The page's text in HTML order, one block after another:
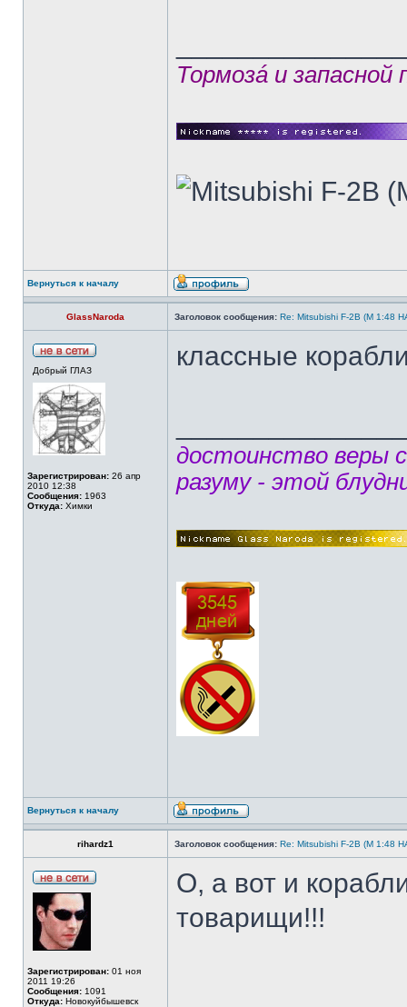
Тормозá и
Вернуться к началу
GlassNaroda Заголовок сообщения: Re: Mitsubishi F-2B (M 1:48
Добрый ГЛАЗ
Зарегистрирован: 26 апр
2010 12:38
Сообщения: 1963
Откуда: Химки
классные
достоинство веры
разуму - этой
Вернуться к началу
rihardz1 Заголовок сообщения: Re: Mitsubishi F-2B (M 1:48
Зарегистрирован: 01 ноя
2011 19:26
Сообщения: 1091
Откуда: Новокуйбышевск
О, а вот и
товарищи!!!